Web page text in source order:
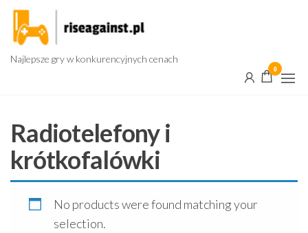
Przejdź
treści
Najlepsze gry w konkurencyjnych cenach
0
Radiotelefony i
krótkofalówki
No products were found matching your
selection.